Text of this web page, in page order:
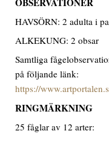
HAVSÖRN: 2 adulta i
ALKEKUNG: 2 obsar
Samtliga
på följande länk:
https://
RINGMÄRKNING
25 fåglar av 12 arter: